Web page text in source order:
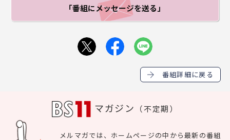
「番組にメッセージを送る」
番組詳細に戻る
マガジン （不定期）
メルマガでは、ホームページの中から最新の番組